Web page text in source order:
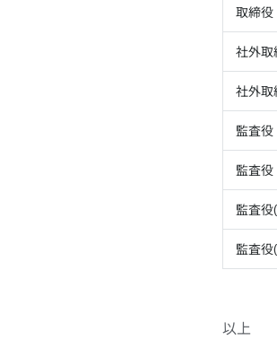
取締役
社外取
社外取
監査役
監査役
監査役
監査役
以上